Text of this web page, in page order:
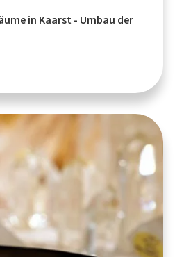
in Kaarst - Umbau der